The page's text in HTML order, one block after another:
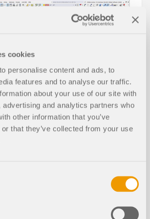
cookies
personalise content and ads, to
features and to analyse our traffic.
about your use of our site with
advertising and analytics partners who
other information that you’ve
that they’ve collected from your use
se puede mostrar como un
gráfico.
de secciones se realiza en el
de acero o aluminio en cada
barra. Además, la clase de sección